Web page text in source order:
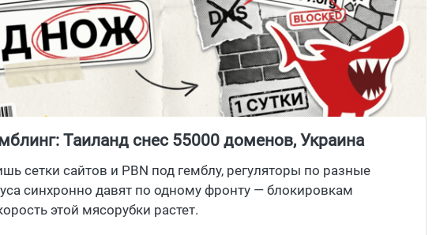
Таиланд снес 55000 доменов, Украина
сайты за 24 часа
сетки сайтов и PBN под гемблу, регуляторы по разные
синхронно давят по одному фронту — блокировкам
этой мясорубки растет.